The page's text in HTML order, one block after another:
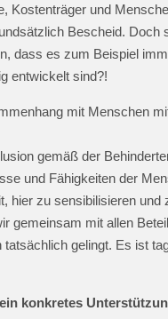
Kostenträger und
Bescheid. Doch
dass es zum Beispiel
entwickelt sind?!
mit Menschen
gemäß der
und Fähigkeiten der
hier zu sensibilisieren
gemeinsam mit allen
gelingt. Es ist
konkretes